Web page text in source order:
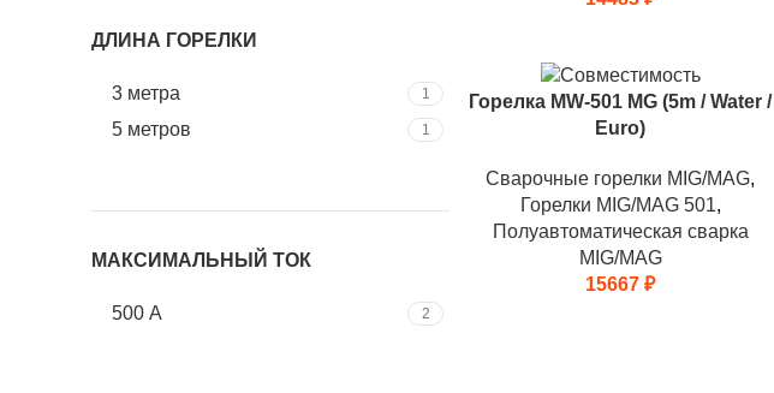
ДЛИНА ГОРЕЛКИ
3 метра 1
5 метров 1
МАКСИМАЛЬНЫЙ ТОК
500 А 2
Горелка MW-501 MG (5m / Water /
Euro)
Сварочные горелки MIG/MAG,
Горелки MIG/MAG 501,
Полуавтоматическая сварка
MIG/MAG
15667₽